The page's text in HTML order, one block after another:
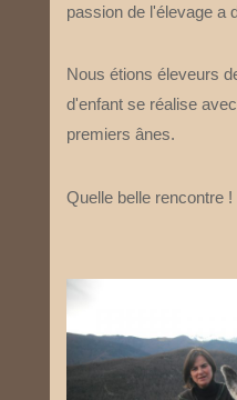
passion de l'élevage a
Nous étions éleveurs
d'enfant se réalise
premiers ânes.
Quelle belle rencontre !